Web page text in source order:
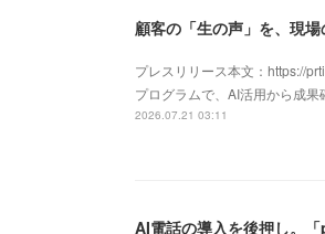
顧客の「生の声」を、現
プレスリリース本文：https://
プログラムで、AI活用から成
2026.07.21 03:11